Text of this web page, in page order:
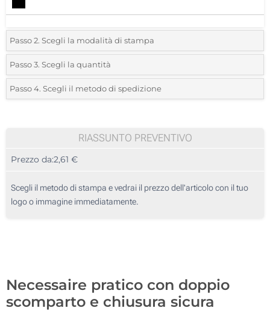
Passo 2. Scegli la modalità di stampa
*Seleziona la posizione di stampa e il colore del vostro logo:
1 Colore (Su un lato)
3 Colori (Su un lato)
Transfer digitale full color (Su un lato)
Passo 3. Scegli la quantità
*Quantità desiderata:
20
50
100
Passo 4. Scegli il metodo di spedizione
RIASSUNTO PREVENTIVO
Prezzo da:2,61 €
Scegli il metodo di stampa e vedrai il prezzo dell'articolo con il tuo
logo o immagine immediatamente.
Necessaire pratico con doppio
scomparto e chiusura sicura